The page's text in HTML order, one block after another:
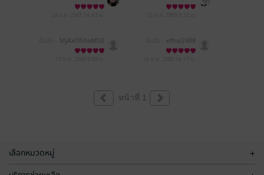
MjAxOS0wMS0
wNyAyMDozMjoyNg==
efhai2408
หน้าที่ 1
เลือกหมวดหมู่ +